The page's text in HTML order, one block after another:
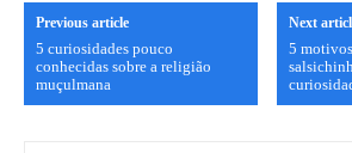
Previous article
5 curiosidades pouco
conhecidas sobre a religião
muçulmana
Next
5